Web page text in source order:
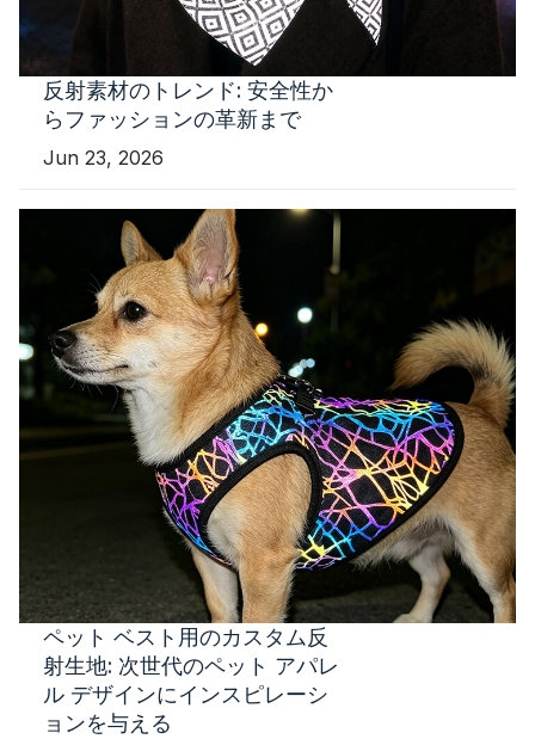
反射素材のトレンド: 安全性か
らファッションの革新まで
Jun 23, 2026
ペット ベスト用のカスタム反
射生地: 次世代のペット アパレ
ル デザインにインスピレーシ
ョンを与える